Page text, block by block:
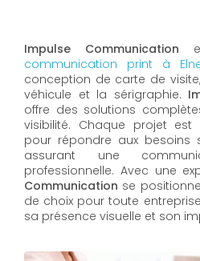
Impulse Communication
communication print à
conception de carte de
véhicule et la sérigraphie.
offre des solutions
visibilité. Chaque projet est
pour répondre aux besoins
assurant une
professionnelle. Avec une
Communication se
de choix pour toute
sa présence visuelle et son